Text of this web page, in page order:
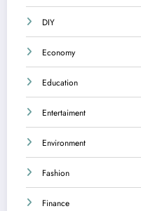
DIY
Economy
Education
Entertaiment
Environment
Fashion
Finance